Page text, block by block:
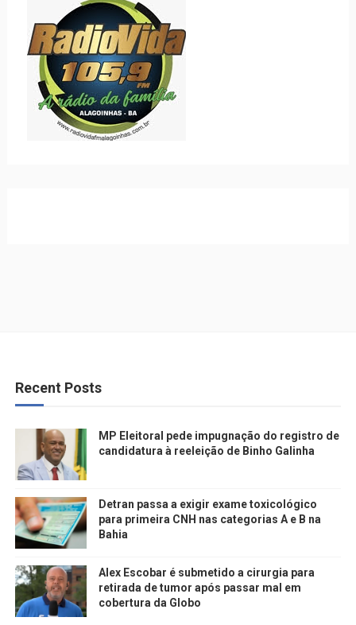
Recent Posts
MP Eleitoral pede impugnação do registro de
candidatura à reeleição de Binho Galinha
Detran passa a exigir exame toxicológico
para primeira CNH nas categorias A e B na
Bahia
Alex Escobar é submetido a cirurgia para
retirada de tumor após passar mal em
cobertura da Globo